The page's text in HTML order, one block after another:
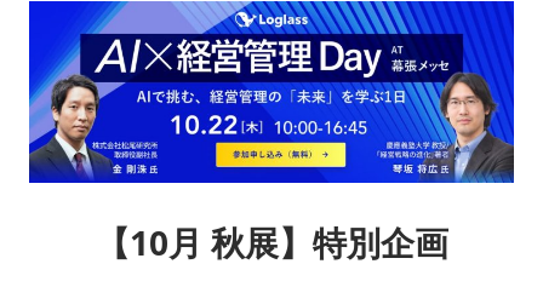
【10月 秋展】特別企画